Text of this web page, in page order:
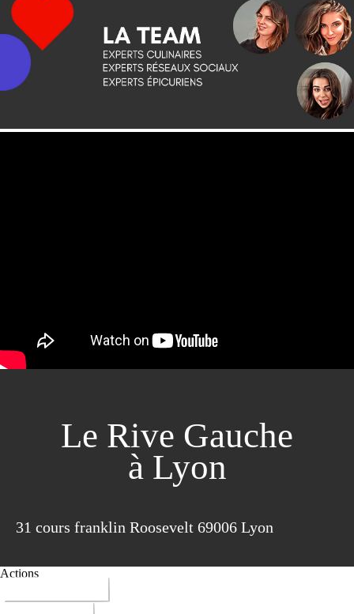
Le Rive Gauche
à Lyon
31 cours franklin Roosevelt 69006 Lyon
Actions